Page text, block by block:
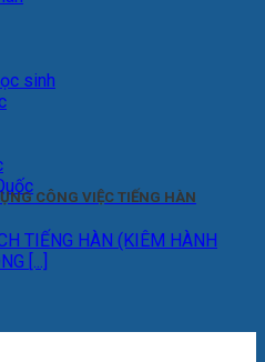
sinh
CÔNG VIỆC TIẾNG HÀN
TIẾNG HÀN (KIÊM HÀNH
[...]